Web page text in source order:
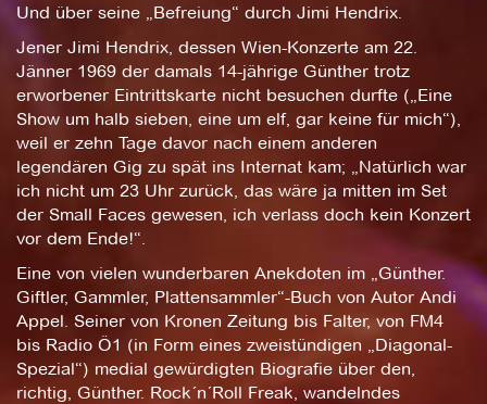
Und über seine „Befreiung“ durch Jimi Hendrix.
Jener Jimi Hendrix, dessen Wien-Konzerte am 22.
Jänner 1969 der damals 14-jährige Günther trotz
erworbener Eintrittskarte nicht besuchen durfte („Eine
Show um halb sieben, eine um elf, gar keine für mich“),
weil er zehn Tage davor nach einem anderen
legendären Gig zu spät ins Internat kam; „Natürlich war
ich nicht um 23 Uhr zurück, das wäre ja mitten im Set
der Small Faces gewesen, ich verlass doch kein Konzert
vor dem Ende!“.
Eine von vielen wunderbaren Anekdoten im „Günther.
Giftler, Gammler, Plattensammler“-Buch von Autor Andi
Appel. Seiner von Kronen Zeitung bis Falter, von FM4
bis Radio Ö1 (in Form eines zweistündigen „Diagonal-
Spezial“) medial gewürdigten Biografie über den,
richtig, Günther. Rock´n´Roll Freak, wandelndes